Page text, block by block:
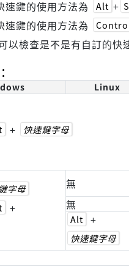
鍵的使用方法為
Alt +
速鍵的使用方法為
以檢查是不是有自訂的快
Linux
+ 快速鍵字母
字母
+
無
無
Alt +
快速鍵字母